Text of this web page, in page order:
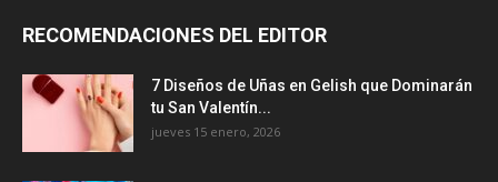
RECOMENDACIONES DEL EDITOR
7 Diseños de Uñas en Gelish que Dominarán
tu San Valentín...
jueves 15 enero, 2026